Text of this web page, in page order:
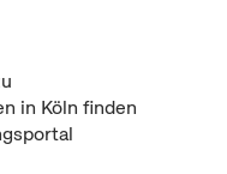
in Köln finden